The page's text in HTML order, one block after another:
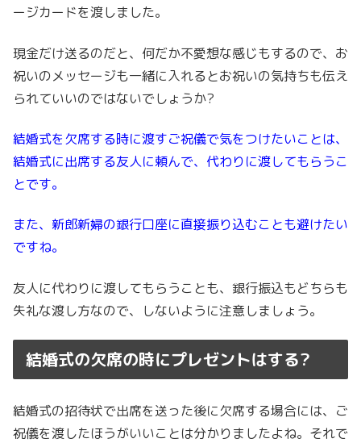
ージカードを渡しました。
現金だけ送るのだと、何だか不愛想な感じもするので、お
祝いのメッセージも一緒に入れるとお祝いの気持ちも伝え
られていいのではないでしょうか?
結婚式を欠席する時に渡すご祝儀で気をつけたいことは、
結婚式に出席する友人に頼んで、代わりに渡してもらうこ
とです。
また、新郎新婦の銀行口座に直接振り込むことも避けたい
ですね。
友人に代わりに渡してもらうことも、銀行振込もどちらも
失礼な渡し方なので、しないように注意しましょう。
結婚式の欠席の時にプレゼントはする?
結婚式の招待状で出席を送った後に欠席する場合には、ご
祝儀を渡したほうがいいことは分かりましたよね。それで